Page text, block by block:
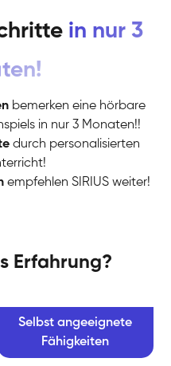
in nur 3
bemerken eine hörbare
in nur 3 Monaten!!
durch personalisierten
empfehlen SIRIUS weiter!
Erfahrung?
Selbst angeeignete
Fähigkeiten